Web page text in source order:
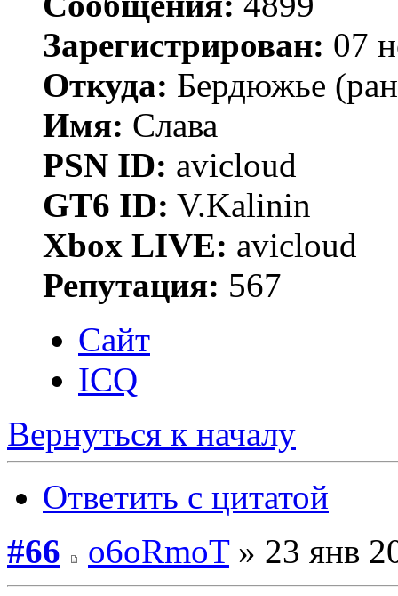
Зарегистрирован: 07
Откуда: Бердюжье
Имя: Слава
PSN ID: avicloud
GT6 ID: V.Kalinin
Xbox LIVE: avicloud
Репутация: 567
Сайт
ICQ
Вернуться к началу
Ответить с цитатой
#66
o6oRmoT» 23 янв